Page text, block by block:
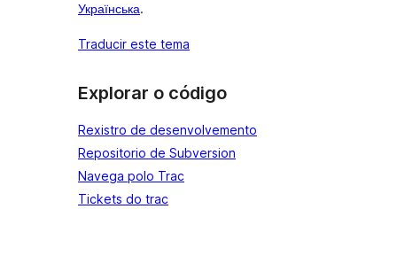
Українська.
Traducir este tema
Explorar o código
Rexistro de desenvolvemento
Repositorio de Subversion
Navega polo Trac
Tickets do trac